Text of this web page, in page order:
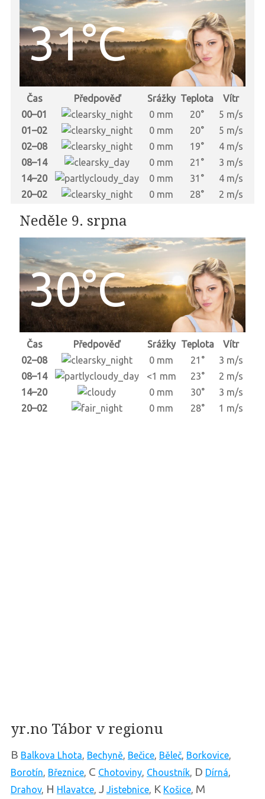
31°C
Čas Předpověď Srážky Teplota
Vítr
00–01
0 mm 20°
5 m/s
01–02
0 mm 20°
5 m/s
02–08
0 mm 19°
4 m/s
08–14
0 mm 21°
3 m/s
14–20
0 mm 31°
4 m/s
20–02
0 mm 28° 2 m/s
Neděle 9. srpna
30°C
Čas Předpověď Srážky Teplota
Vítr
02–08
0 mm 21°
3 m/s
08–14
<1 mm 23°
2 m/s
14–20
0 mm 30°
3 m/s
20–02
0 mm 28° 1 m/s
yr.no Tábor v regionu
B Balkova Lhota, Bechyně, Bečice, Běleč, Borkovice,
Borotín, Březnice, C Chotoviny, Choustník, D Dírná,
Drahov, H Hlavatce, J Jistebnice, K Košice, M